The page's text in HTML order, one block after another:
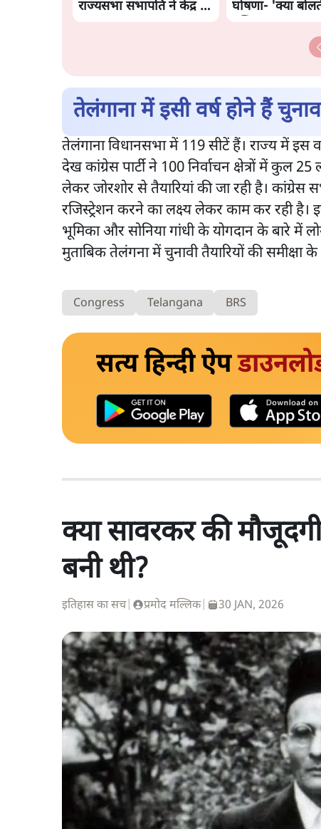
राज्यसभा सभापति ने केंद्र से
घोषणा- 'क्या
तेलंगाना में इसी वर्ष होने हैं
तेलंगाना विधानसभा में 119 सीटें हैं। राज्य में
देख कांग्रेस पार्टी ने 100 निर्वाचन क्षेत्रों में कुल
लेकर जोरशोर से तैयारियां की जा रही है। कांग्रेस
रजिस्ट्रेशन करने का लक्ष्य लेकर काम कर रही
भूमिका और सोनिया गांधी के योगदान के बारे में
मुताबिक तेलंगना में चुनावी तैयारियों की समीक्षा
Congress Telangana BRS
सत्य हिन्दी ऐप
क्या सावरकर की
बनी थी?
इतिहास का सच| प्रमोद मल्लिक| 30 JAN, 2026